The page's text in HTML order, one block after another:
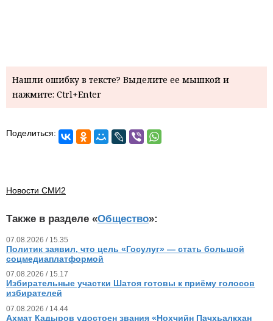
Нашли ошибку в тексте? Выделите ее мышкой и
нажмите: Ctrl+Enter
Поделиться:
Новости СМИ2
Также в разделе «Общество»:
07.08.2026 / 15.35
Политик заявил, что цель «Госулуг» — стать большой
соцмедиаплатформой
07.08.2026 / 15.17
Избирательные участки Шатоя готовы к приёму голосов
избирателей
07.08.2026 / 14.44
Ахмат Кадыров удостоен звания «Нохчийн Пачхьалкхан